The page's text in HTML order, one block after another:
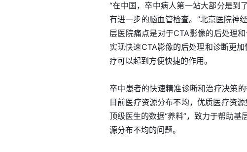
“在中国，卒中病人第一站大部分是到
有进一步的脑血管检查。”北京医院神
层医院痛点是对于CTA影像的后处理
实现快速CTA影像的后处理和诊断更
疗可以起到方便快捷的作用。
卒中患者的快速精准诊断和治疗决策
目前医疗资源分布不均，优质医疗资
顶级医生的数据“养料”，致力于帮助
源分布不均的问题。